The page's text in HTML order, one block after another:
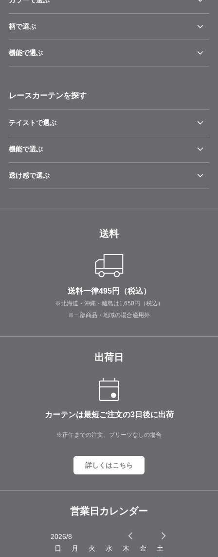
柄で選ぶ
機能で選ぶ
レースカーテンを探す
テイストで選ぶ
機能で選ぶ
透け感で選ぶ
送料
送料一律495円（税込）
※北海道・沖縄・離島は1,650円（税込）
※一部商品・地域の場合適用外
出荷日
カーテンは最短ご注文の3日後に出荷
※正午までの注文、プリーツなしの場合
詳しくはこちら
営業日カレンダー
2026/8
日
月 火 水 木 金
土